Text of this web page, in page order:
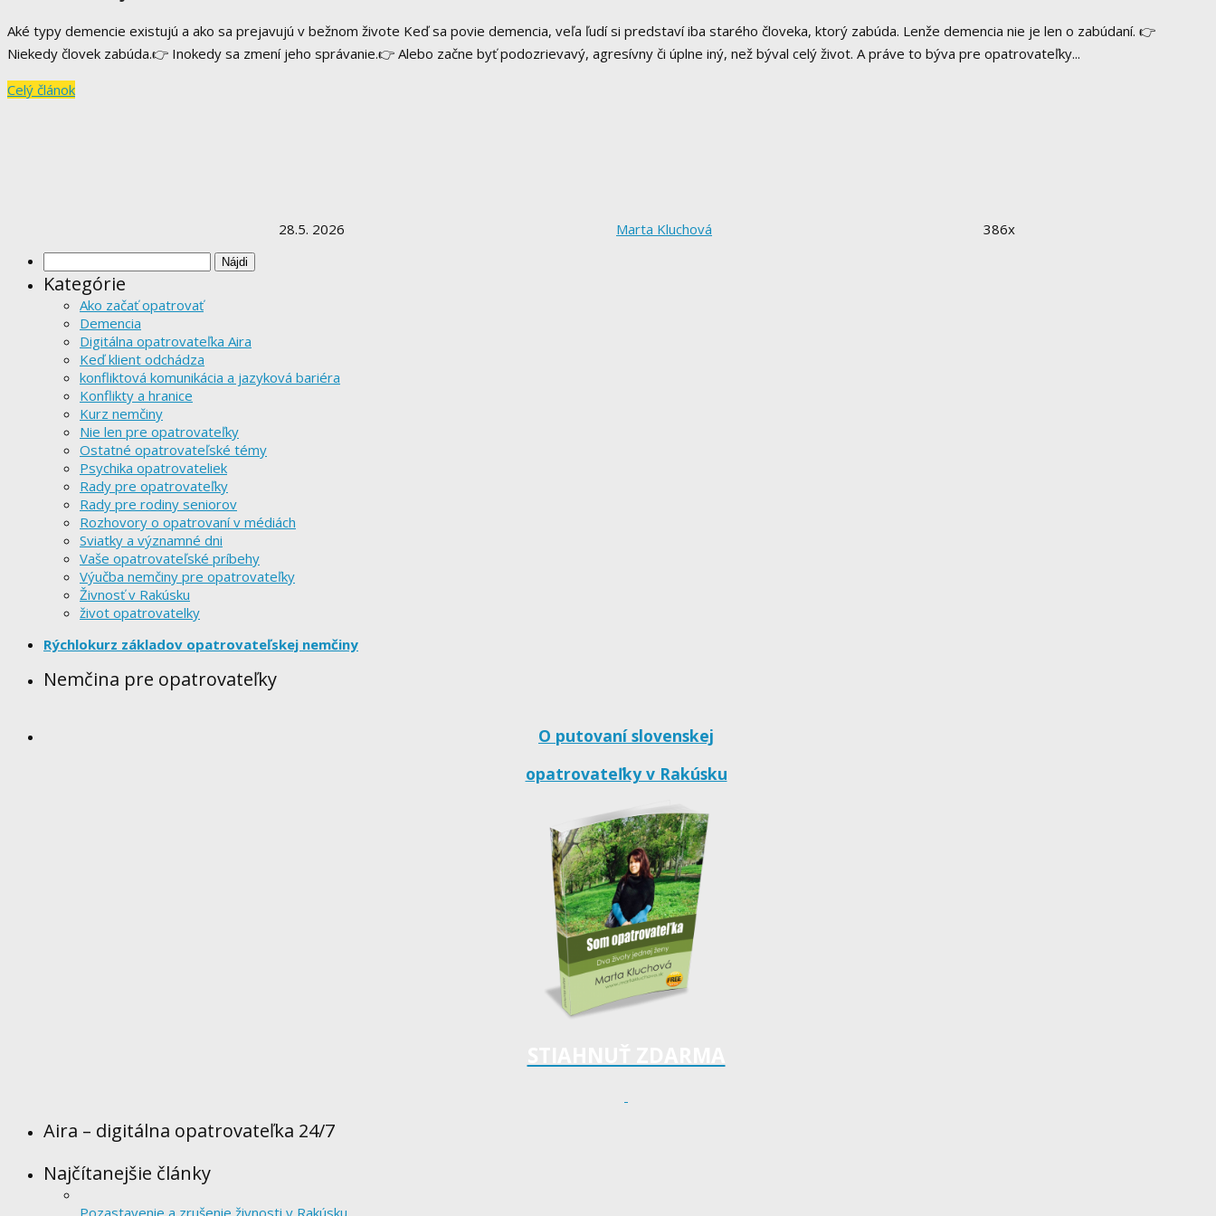
Aké typy demencie existujú a ako sa prejavujú v bežnom živote Keď sa povie demencia, veľa ľudí si predstaví iba starého človeka, ktorý zabúda. Lenže demencia nie je len o zabúdaní. 👉
Niekedy človek zabúda.👉 Inokedy sa zmení jeho správanie.👉 Alebo začne byť podozrievavý, agresívny či úplne iný, než býval celý život. A práve to býva pre opatrovateľky...
Celý článok
28.5. 2026 Marta Kluchová
386x
Hľadať:
Kategórie
Ako začať opatrovať
Demencia
Digitálna opatrovateľka Aira
Keď klient odchádza
konfliktová komunikácia a jazyková bariéra
Konflikty a hranice
Kurz nemčiny
Nie len pre opatrovateľky
Ostatné opatrovateľské témy
Psychika opatrovateliek
Rady pre opatrovateľky
Rady pre rodiny seniorov
Rozhovory o opatrovaní v médiách
Sviatky a významné dni
Vaše opatrovateľské príbehy
Výučba nemčiny pre opatrovateľky
Živnosť v Rakúsku
život opatrovatelky
Rýchlokurz základov opatrovateľskej nemčiny
Nemčina pre opatrovateľky
O putovaní slovenskej
opatrovateľky v Rakúsku
Aira – digitálna opatrovateľka 24/7
Najčítanejšie články
Pozastavenie a zrušenie živnosti v Rakúsku